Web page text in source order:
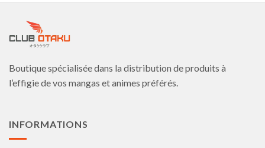
Les
être
sur
la
Les
sur
Boutique spécialisée dans la distribution de produits à
l’effigie de vos mangas et animes préférés.
INFORMATIONS